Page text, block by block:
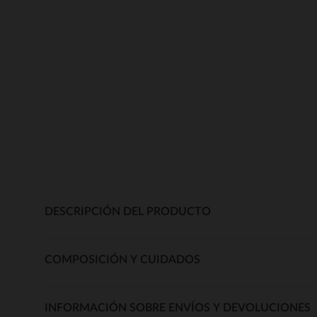
DESCRIPCIÓN DEL PRODUCTO
COMPOSICIÓN Y CUIDADOS
INFORMACIÓN SOBRE ENVÍOS Y DEVOLUCIONES